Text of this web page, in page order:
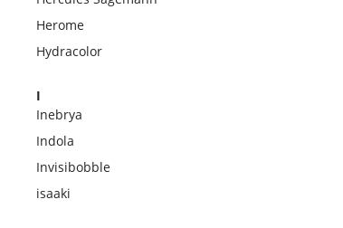
Herome
Hydracolor
I
Inebrya
Indola
Invisibobble
isaaki